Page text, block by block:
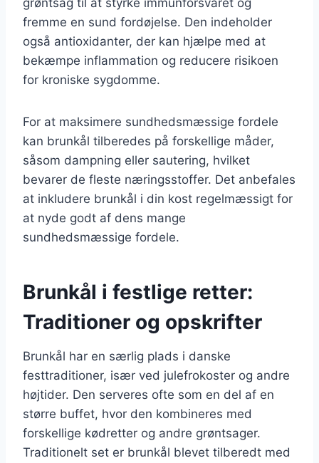
fremme en sund fordøjelse. Den indeholder
også antioxidanter, der kan hjælpe med at
bekæmpe inflammation og reducere risikoen
for kroniske sygdomme.
For at maksimere sundhedsmæssige fordele
kan brunkål tilberedes på forskellige måder,
såsom dampning eller sautering, hvilket
bevarer de fleste næringsstoffer. Det anbefales
at inkludere brunkål i din kost regelmæssigt for
at nyde godt af dens mange
sundhedsmæssige fordele.
Brunkål i festlige retter:
Traditioner og opskrifter
Brunkål har en særlig plads i danske
festtraditioner, især ved julefrokoster og andre
højtider. Den serveres ofte som en del af en
større buffet, hvor den kombineres med
forskellige kødretter og andre grøntsager.
Traditionelt set er brunkål blevet tilberedt med